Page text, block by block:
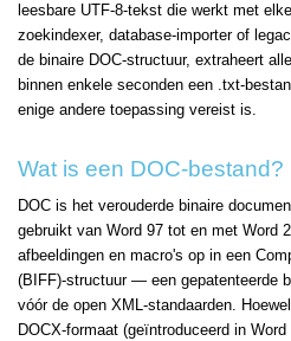
leesbare UTF-8-tekst die werkt met
zoekindexer, database-importer of
de binaire DOC-structuur, extraheert
binnen enkele seconden een .txt-
enige andere toepassing vereist is.
Wat is een DOC-bestand?
DOC is het verouderde binaire
gebruikt van Word 97 tot en met Word
afbeeldingen en macro's op in een
(BIFF)-structuur — een gepatenteerde
vóór de open XML-standaarden.
DOCX-formaat (geïntroduceerd in